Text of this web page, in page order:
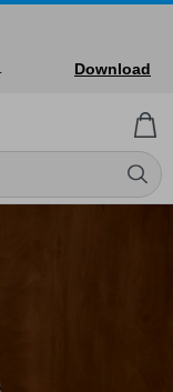
Download